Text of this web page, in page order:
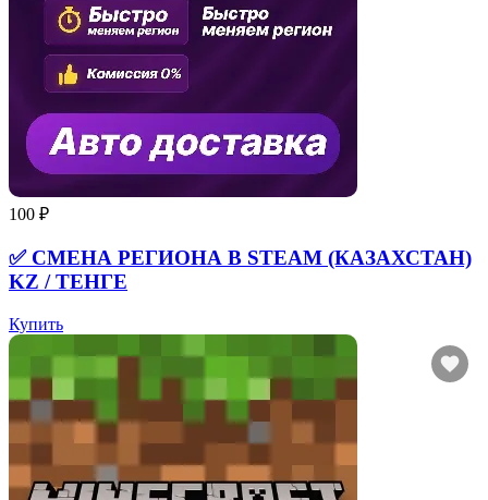
100 ₽
✅ СМЕНА РЕГИОНА В STEAM (КАЗАХСТАН)
KZ / ТЕНГЕ
Купить